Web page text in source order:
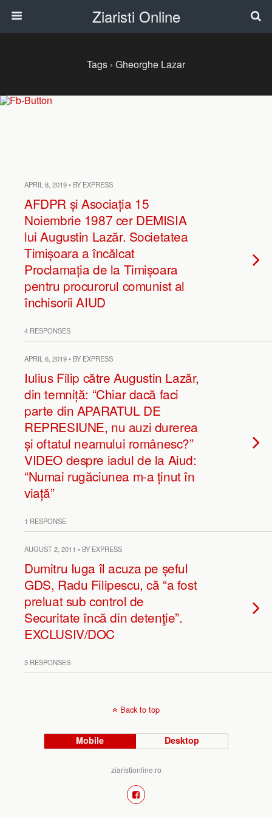
Ziaristi Online
Tags › Gheorghe Lazar
APRIL 8, 2019 • BY EXPRESS
AFDPR și Asociația 15
Noiembrie 1987 cer DEMISIA
lui Augustin Lazăr. Societatea
Timișoara a încălcat
Proclamația de la Timișoara
pentru procurorul comunist al
închisorii AIUD
4 RESPONSES
APRIL 6, 2019 • BY EXPRESS
Iulius Filip către Augustin Lazăr,
din temniță: “Chiar dacă faci
parte din APARATUL DE
REPRESIUNE, nu auzi durerea
și oftatul neamului românesc?”
VIDEO despre iadul de la Aiud:
“Numai rugăciunea m-a ținut în
viață”
1 RESPONSE
AUGUST 2, 2011 • BY EXPRESS
Dumitru Iuga îl acuza pe șeful
GDS, Radu Filipescu, că “a fost
preluat sub control de
Securitate încă din detenţie”.
EXCLUSIV/DOC
3 RESPONSES
Back to top
Mobile Desktop
ziaristionline.ro